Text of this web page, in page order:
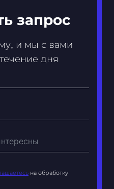
запрос
и мы с вами
дня
на обработку